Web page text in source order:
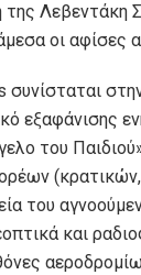
της Λεβεντάκη
οι αφίσες
εξαφάνισης
του
του
και